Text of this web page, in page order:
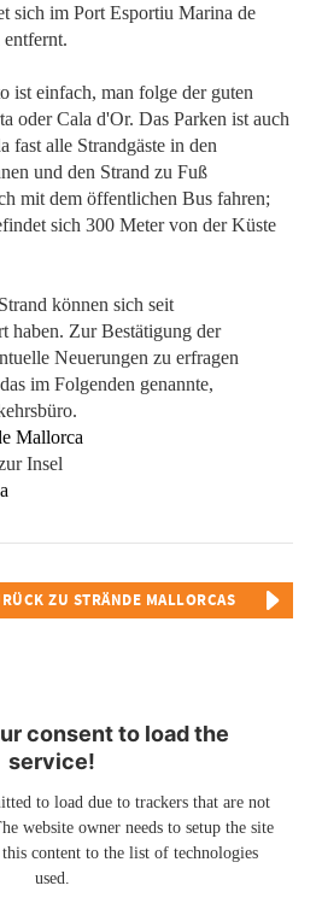
sich im Port Esportiu Marina de
ist einfach, man folge der guten
oder Cala d'Or. Das Parken ist auch
fast alle Strandgäste in den
und den Strand zu Fuß
mit dem öffentlichen Bus fahren;
sich 300 Meter von der Küste
können sich seit
haben. Zur Bestätigung der
Neuerungen zu erfragen
im Folgenden genannte,
Mallorca
Insel
ZU STRÄNDE MALLORCAS
consent to load the
service!
to load due to trackers that are not
website owner needs to setup the site
content to the list of technologies
used.